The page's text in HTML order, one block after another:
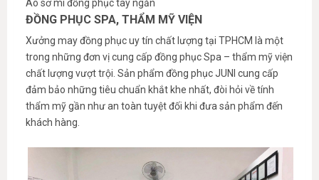
Áo sơ mi đồng phục tay ngắn
ĐỒNG PHỤC SPA, THẨM MỸ VIỆN
Xưởng may đồng phục uy tín chất lượng tại TPHCM là một
trong những đơn vị cung cấp đồng phục Spa – thẩm mỹ viện
chất lượng vượt trội. Sản phẩm đồng phục JUNI cung cấp
đảm bảo những tiêu chuẩn khắt khe nhất, đòi hỏi về tính
thẩm mỹ gần như an toàn tuyệt đối khi đưa sản phẩm đến
khách hàng.